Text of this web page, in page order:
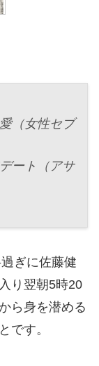
（女性セブ
ート（アサ
ぎに佐藤健
り翌朝5時20
ら身を潜める
です。